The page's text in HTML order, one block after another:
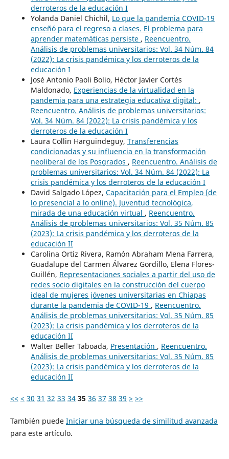
derroteros de la educación I
Yolanda Daniel Chichil, Lo que la pandemia COVID-19
enseñó para el regreso a clases. El problema para
aprender matemáticas persiste , Reencuentro.
Análisis de problemas universitarios: Vol. 34 Núm. 84
(2022): La crisis pandémica y los derroteros de la
educación I
José Antonio Paoli Bolio, Héctor Javier Cortés
Maldonado, Experiencias de la virtualidad en la
pandemia para una estrategia educativa digital: ,
Reencuentro. Análisis de problemas universitarios:
Vol. 34 Núm. 84 (2022): La crisis pandémica y los
derroteros de la educación I
Laura Collin Harguindeguy, Transferencias
condicionadas y su influencia en la transformación
neoliberal de los Posgrados , Reencuentro. Análisis de
problemas universitarios: Vol. 34 Núm. 84 (2022): La
crisis pandémica y los derroteros de la educación I
David Salgado López, Capacitación para el Empleo (de
lo presencial a lo online). Juventud tecnológica,
mirada de una educación virtual , Reencuentro.
Análisis de problemas universitarios: Vol. 35 Núm. 85
(2023): La crisis pandémica y los derroteros de la
educación II
Carolina Ortiz Rivera, Ramón Abraham Mena Farrera,
Guadalupe del Carmen Álvarez Gordillo, Elena Flores-
Guillén, Representaciones sociales a partir del uso de
redes socio digitales en la construcción del cuerpo
ideal de mujeres jóvenes universitarias en Chiapas
durante la pandemia de COVID-19 , Reencuentro.
Análisis de problemas universitarios: Vol. 35 Núm. 85
(2023): La crisis pandémica y los derroteros de la
educación II
Walter Beller Taboada, Presentación , Reencuentro.
Análisis de problemas universitarios: Vol. 35 Núm. 85
(2023): La crisis pandémica y los derroteros de la
educación II
<< < 30 31 32 33 34 35 36 37 38 39 > >>
También puede Iniciar una búsqueda de similitud avanzada
para este artículo.